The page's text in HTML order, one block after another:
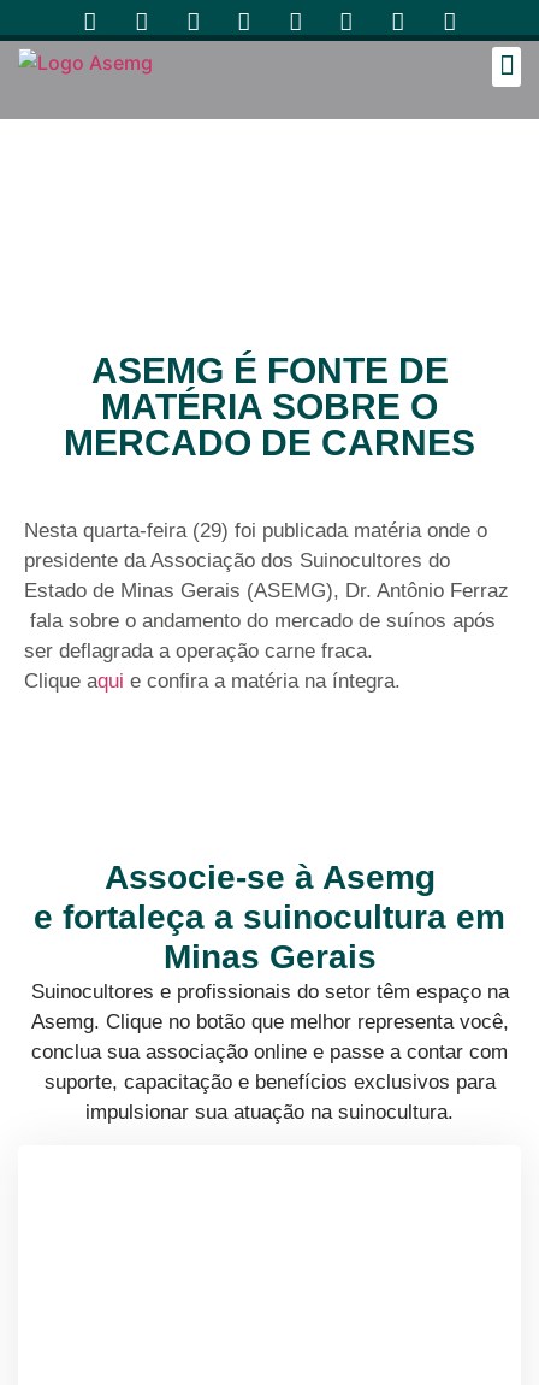
ASEMG É FONTE DE
MATÉRIA SOBRE O
MERCADO DE CARNES
Nesta quarta-feira (29) foi publicada matéria onde o
presidente da Associação dos Suinocultores do
Estado de Minas Gerais (ASEMG), Dr. Antônio Ferraz
fala sobre o andamento do mercado de suínos após
ser deflagrada a operação carne fraca.
Clique aqui e confira a matéria na íntegra.
Associe-se à Asemg
e fortaleça a suinocultura em
Minas Gerais
Suinocultores e profissionais do setor têm espaço na
Asemg. Clique no botão que melhor representa você,
conclua sua associação online e passe a contar com
suporte, capacitação e benefícios exclusivos para
impulsionar sua atuação na suinocultura.